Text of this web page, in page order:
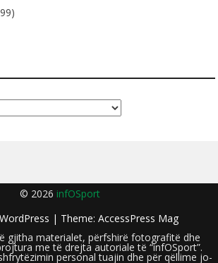
© 2026 infOSport
WordPress | Theme: AccessPress Mag
gjitha materialet, përfshirë fotografitë dhe
me të drejta autoriale të “infOSport”.
personal tuajin dhe për qëllime jo-